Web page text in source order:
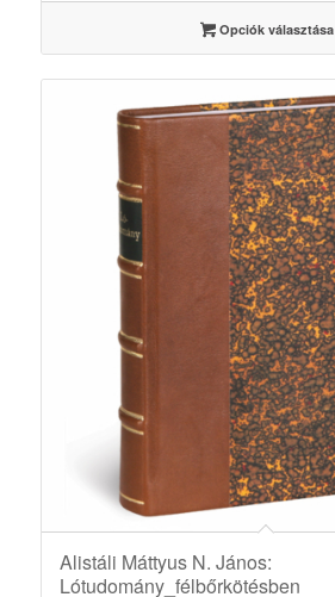
3500 Ft
Opciók választása
Alistáli Máttyus N. János:
Lótudomány_félbőrkötésben